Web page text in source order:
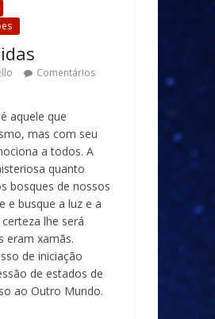
Comentários
aquele que
mas com seu
a todos. A
quanto
bosques de nossos
e busque a luz e a
lhe será
eram xamãs.
de iniciação
de estados de
ao Outro Mundo.